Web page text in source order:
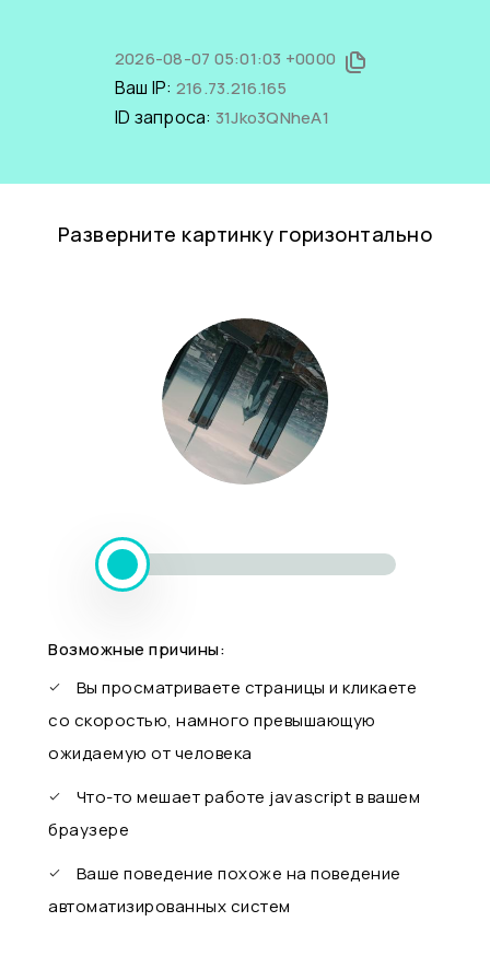
2026-08-07 05:01:03 +0000
Ваш IP: 216.73.216.165
ID запроса: 31Jko3QNheA1
Разверните картинку горизонтально
Возможные причины:
Вы просматриваете страницы и кликаете
со скоростью, намного превышающую
ожидаемую от человека
Что-то мешает работе javascript в вашем
браузере
Ваше поведение похоже на поведение
автоматизированных систем